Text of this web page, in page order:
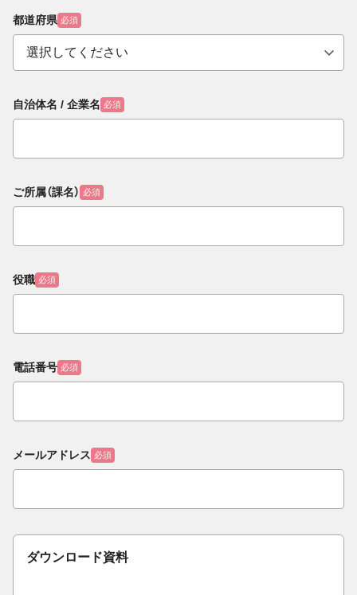
都道府県 必須
自治体名 / 企業名 必須
ご所属（課名） 必須
役職 必須
電話番号 必須
メールアドレス 必須
ダウンロード資料